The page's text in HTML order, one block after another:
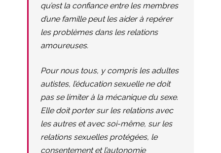
qu’est la confiance entre les membres
d’une famille peut les aider à repérer
les problèmes dans les relations
amoureuses.
Pour nous tous, y compris les adultes
autistes, l’éducation sexuelle ne doit
pas se limiter à la mécanique du sexe.
Elle doit porter sur les relations avec
les autres et avec soi-même, sur les
relations sexuelles protégées, le
consentement et l’autonomie